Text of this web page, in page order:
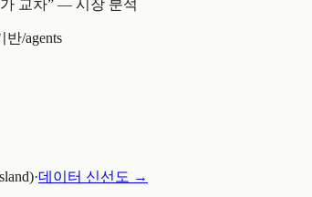
교차” — 시장 분석
반/agents
·데이터 신선도 →